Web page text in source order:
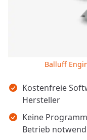
Wichtigste
Kostenfreie
Hersteller
Keine
Betrieb
Balluff